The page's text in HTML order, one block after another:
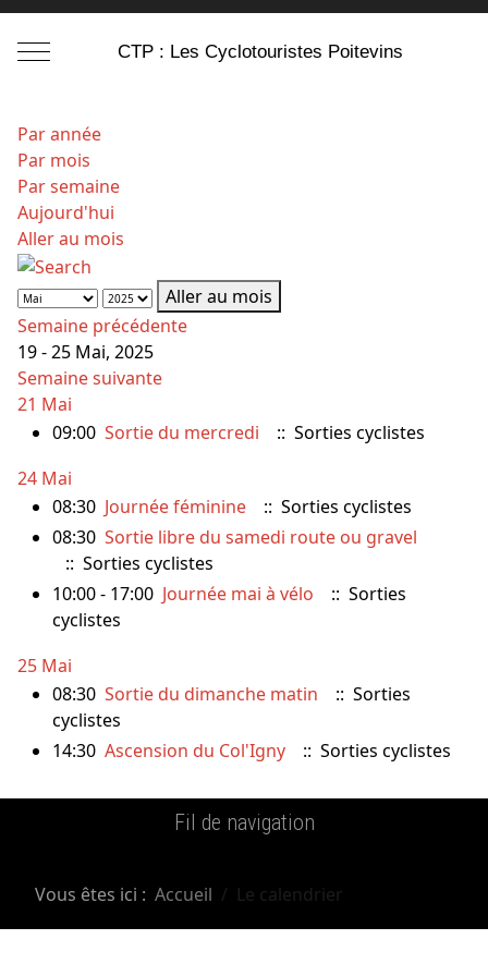
Mobile Menu ToggleCTP : Les Cyclotouristes Poitevins
Par année
Par mois
Par semaine
Aujourd'hui
Aller au mois
Aller au mois
Semaine précédente
19 - 25 Mai, 2025
Semaine suivante
21 Mai
09:00Sortie du mercredi
:: Sorties cyclistes
24 Mai
08:30 Journée féminine
:: Sorties cyclistes
08:30Sortie libre du samedi route ou gravel
:: Sorties cyclistes
10:00 - 17:00 Journée mai à vélo
:: Sorties
cyclistes
25 Mai
08:30Sortie du dimanche matin
:: Sorties
cyclistes
14:30Ascension du Col'Igny :: Sorties cyclistes
Fil de navigation
Vous êtes ici :Accueil Le calendrier